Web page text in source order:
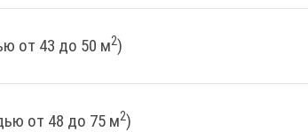
от 43 до 50 м2)
от 48 до 75 м2)